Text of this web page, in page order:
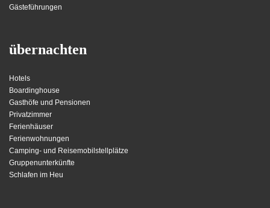
Gästeführungen
übernachten
Hotels
Boardinghouse
Gasthöfe und Pensionen
Privatzimmer
Ferienhäuser
Ferienwohnungen
Camping- und Reisemobilstellplätze
Gruppenunterkünfte
Schlafen im Heu